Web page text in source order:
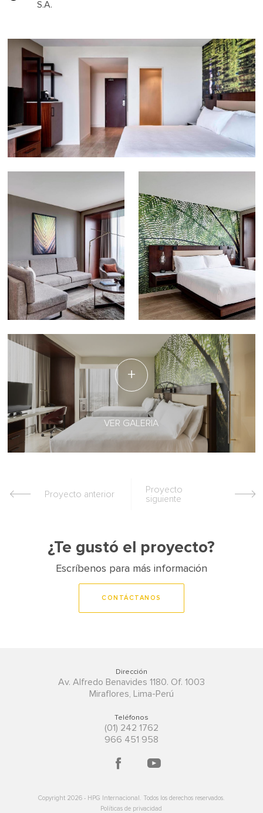
S.A.
VER GALERIA
Proyecto anterior
Proyecto
siguiente
¿Te gustó el proyecto?
Escríbenos para más información
CONTÁCTANOS
Dirección
Av. Alfredo Benavides 1180. Of. 1003
Miraflores, Lima-Perú
Teléfonos
(01) 242 1762
966 451 958
Copyright 2026- HPG Internacional. Todos los derechos reservados.
Políticas de privacidad